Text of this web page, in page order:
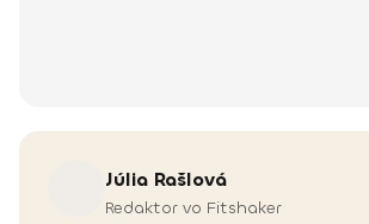
Júlia Rašlová
Redaktor vo Fitshaker